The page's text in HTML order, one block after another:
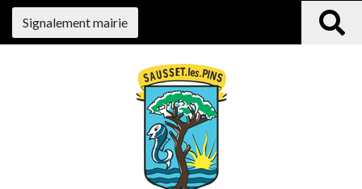
Signalement mairie